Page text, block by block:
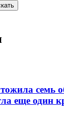
семь
еще один